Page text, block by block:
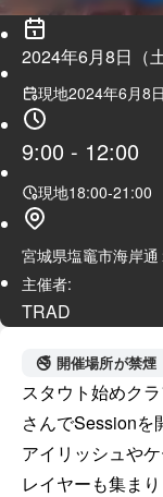
2024年6月8日（土
現地2024年6月8
9:00 - 12:00
現地18:00-21:00
宮城県塩竈市海岸通
主催者:
TRAD
🚭 開催場所が禁煙
スタウト始めク
さんでSessionを
アイリッシュや
レイヤーも集ま